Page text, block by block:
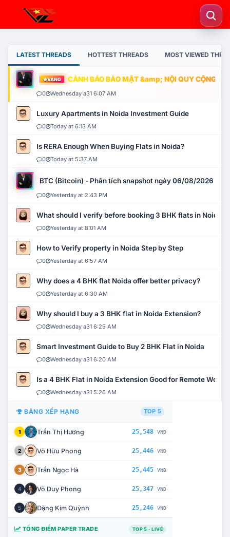
LATEST THREADS HOTTEST THREADS MOST VIEWED
VÀNG CẢNH BÁO BẢO MẬT &amp; NỘI QUY CỘNG
0 Wednesday a31 6:07 AM
Luxury Apartments in Noida Investment Guide
0 Today at 6:13 AM
Is RERA Enough When Buying Flats in Noida?
0 Today at 5:37 AM
BTC (Bitcoin) - Phân tích snapshot ngày 06/08/2026
0 Yesterday at 2:43 PM
What should I verify before booking 3 BHK flats in Noida?
0 Yesterday at 8:01 AM
How to Verify property in Noida Step by Step
0 Yesterday at 6:57 AM
Why does a 4 BHK flat Noida offer better privacy?
0 Yesterday at 6:30 AM
Why should I buy a 3 BHK flat in Noida Extension?
0 Wednesday a31 6:25 AM
Smart Investment Guide to Buy 2 BHK Flat in Noida
0 Wednesday a31 6:20 AM
Is a 4 BHK Flat in Noida Extension Good for Remote Work?
0 Wednesday a31 5:26 AM
BẢNG XẾP HẠNG TOP 5
1 Trần Thị Hương 25,548 VNĐ
2 Võ Hữu Phong 25,446 VNĐ
3 Trần Ngọc Hà 25,445 VNĐ
4 Võ Duy Phong 25,347 VNĐ
5 Đặng Kim Quỳnh 25,246 VNĐ
TỔNG ĐIỂM PAPER TRADE TOP 5 · LIVE